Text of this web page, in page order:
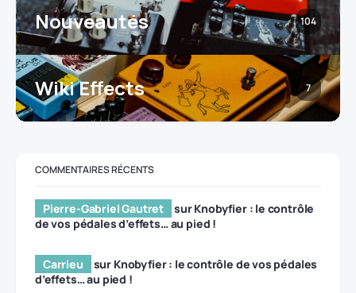
Nouveautés 104
Wiki Effects 7
COMMENTAIRES RÉCENTS
Pierre-Gabriel Gautret surKnobyfier : le contrôle
de vos pédales d’effets… au pied !
Carrieu sur Knobyfier : le contrôle de vos pédales
d’effets… au pied !